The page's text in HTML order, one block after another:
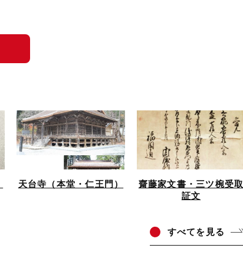
天台寺（本堂・仁王門）
齋藤家文書・三ツ椀受取
証文
すべてを見る